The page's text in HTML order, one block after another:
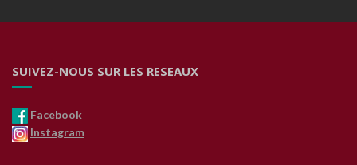
SUIVEZ-NOUS SUR LES RESEAUX
Facebook
Instagram